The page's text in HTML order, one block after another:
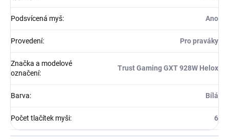
Podsvícená myš: Ano
Provedení: Pro praváky
Značka a modelové
označení:
Trust Gaming GXT 928W Helox
Barva: Bílá
Počet tlačítek myši: 6